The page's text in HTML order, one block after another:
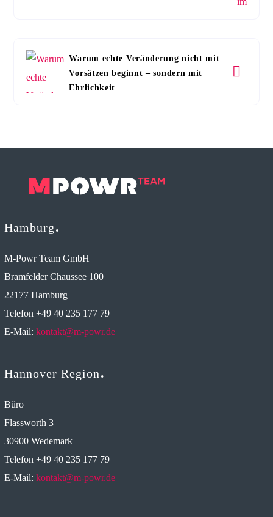
Warum echte Veränderung nicht mit
Vorsätzen beginnt – sondern mit
Ehrlichkeit
Hamburg
M-Powr Team GmbH
Bramfelder Chaussee 100
22177 Hamburg
Telefon +49 40 235 177 79
E-Mail:kontakt@m-powr.de
Hannover Region
Büro
Flassworth 3
30900 Wedemark
Telefon +49 40 235 177 79
E-Mail:kontakt@m-powr.de